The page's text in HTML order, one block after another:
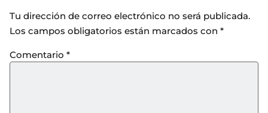
Tu dirección de correo electrónico no será publicada.
Los campos obligatorios están marcados con *
Comentario *